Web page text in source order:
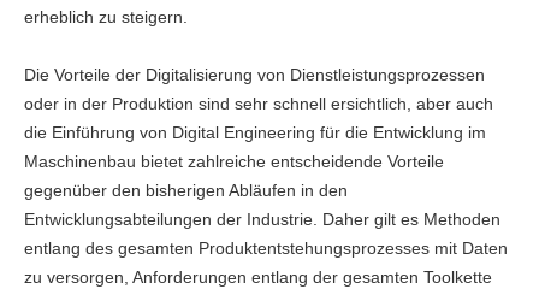
erheblich zu steigern.
Die Vorteile der Digitalisierung von Dienstleistungsprozessen
oder in der Produktion sind sehr schnell ersichtlich, aber auch
die Einführung von Digital Engineering für die Entwicklung im
Maschinenbau bietet zahlreiche entscheidende Vorteile
gegenüber den bisherigen Abläufen in den
Entwicklungsabteilungen der Industrie. Daher gilt es Methoden
entlang des gesamten Produktentstehungsprozesses mit Daten
zu versorgen, Anforderungen entlang der gesamten Toolkette